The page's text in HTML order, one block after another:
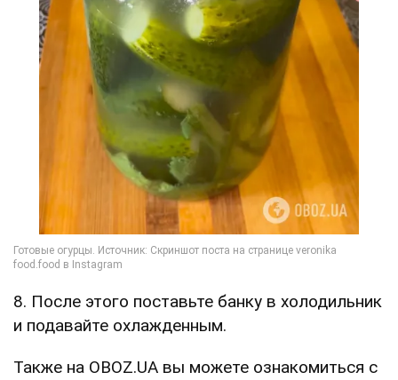
8. После этого поставьте банку в холодильник
и подавайте охлажденным.
Также на OBOZ.UA вы можете ознакомиться с